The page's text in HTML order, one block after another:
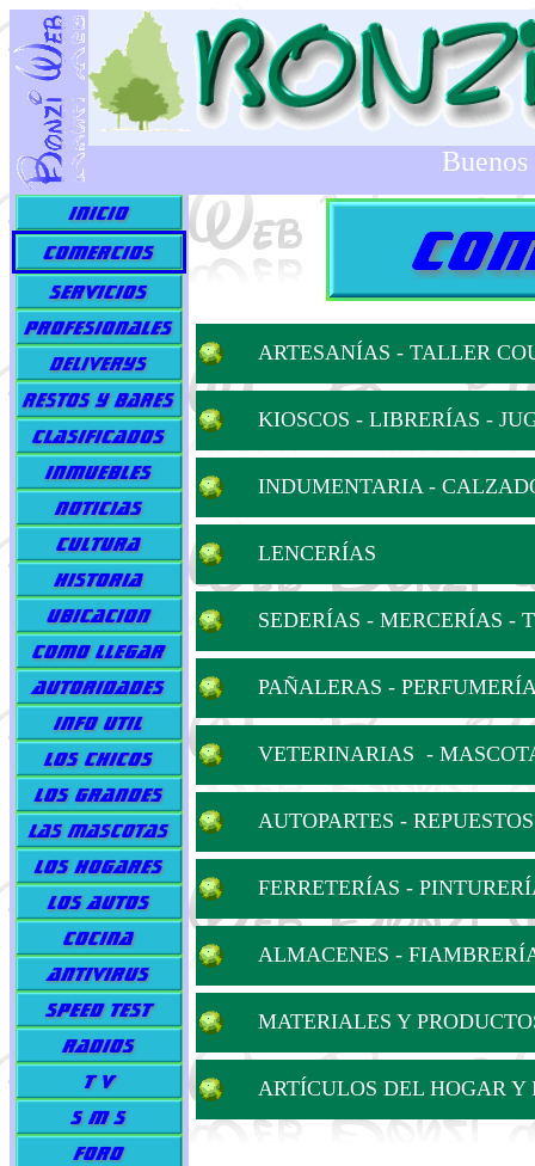
ARTESANÍAS - TALLER
KIOSCOS - LIBRERÍAS -
INDUMENTARIA -
LENCERÍAS
SEDERÍAS - MERCERÍAS -
PAÑALERAS -
VETERINARIAS -
AUTOPARTES -
FERRETERÍAS -
ALMACENES -
MATERIALES Y
ARTÍCULOS DEL HOGAR Y